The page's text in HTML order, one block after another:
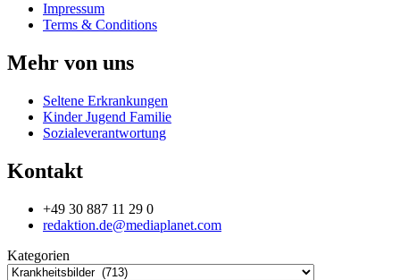
Impressum
Terms & Conditions
Mehr von uns
Seltene Erkrankungen
Kinder Jugend Familie
Sozialeverantwortung
Kontakt
+49 30 887 11 29 0
redaktion.de@mediaplanet.com
Kategorien